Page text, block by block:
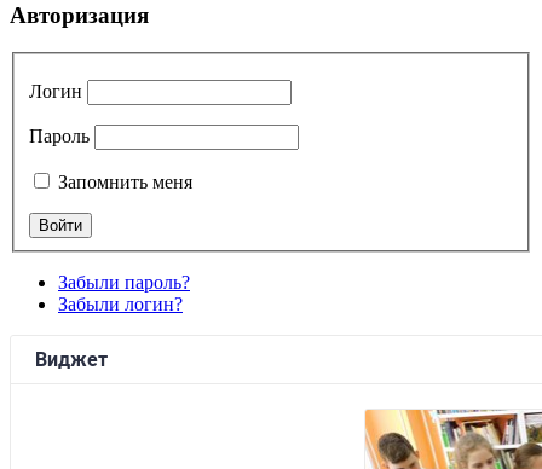
Авторизация
Логин
Пароль
Запомнить меня
Забыли пароль?
Забыли логин?